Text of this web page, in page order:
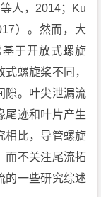
人，2014；Ku
）。然而，大
于开放式螺旋
螺旋桨不同，
隙。叶尖泄漏流
尾迹和叶片产生
相比，导管螺旋
而不关注尾流拓
的一些研究综述